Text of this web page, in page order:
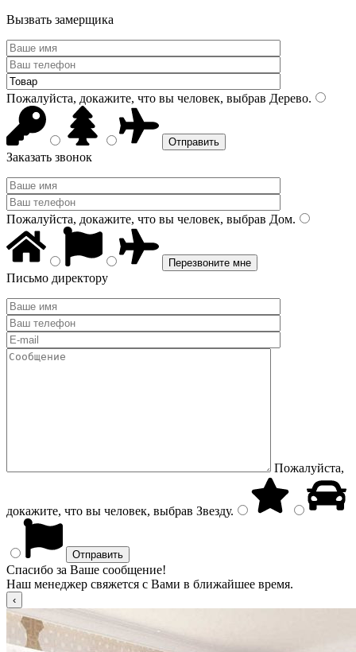
Вызвать замерщика
Пожалуйста, докажите, что вы человек, выбрав Дерево.
Заказать звонок
Пожалуйста, докажите, что вы человек, выбрав Дом.
Письмо директору
Пожалуйста,
докажите, что вы человек, выбрав Звезду.
Спасибо за Ваше сообщение!
Наш менеджер свяжется с Вами в ближайшее время.